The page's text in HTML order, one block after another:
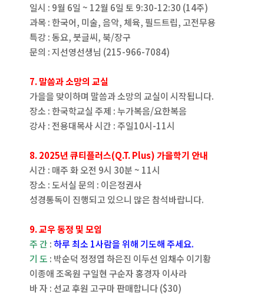
일시 : 9월 6일 ~ 12월 6일 토 9:30-12:30 (14주)
과목 : 한국어, 미술, 음악, 체육, 필드트립, 고전무용
특강 : 동요, 붓글씨, 북/장구
문의 : 지선영선생님 (215-966-7084)
7. 말씀과 소망의 교실
가을을 맞이하며 말씀과 소망의 교실이 시작됩니다.
장소 : 한국학교실 주제 : 누가복음/요한복음
강사 : 전용대목사 시간 : 주일10시-11시
8. 2025년 큐티플러스(Q.T. Plus) 가을학기 안내
시간 : 매주 화 오전 9시 30분 ~ 11시
장소 : 도서실 문의 : 이은정권사
성경통독이 진행되고 있으니 많은 참석바랍니다.
9. 교우 동정 및 모임
주 간 :하루 최소 1사람을 위해 기도해 주세요.
기 도 : 박순덕 정정엽 하은진 이두선 임채수 이기황
이종애 조옥원 구일현 구순자 홍경자 이사라
바 자 : 선교 후원 고구마 판매합니다 ($30)